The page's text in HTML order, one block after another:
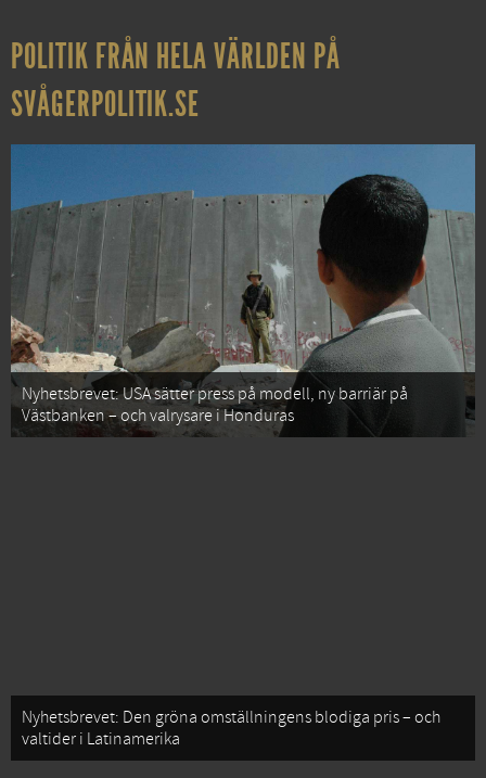
POLITIK FRÅN HELA VÄRLDEN PÅ
SVÅGERPOLITIK.SE
Nyhetsbrevet: USA sätter press på modell, ny barriär på
Västbanken – och valrysare i Honduras
Nyhetsbrevet: Den gröna omställningens blodiga pris – och
valtider i Latinamerika